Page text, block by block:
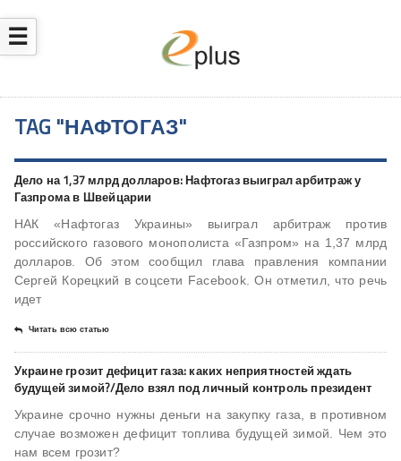
☰
TAG "НАФТОГАЗ"
Дело на 1,37 млрд долларов: Нафтогаз выиграл арбитраж у
Газпрома в Швейцарии
НАК «Нафтогаз Украины» выиграл арбитраж против
российского газового монополиста «Газпром» на 1,37 млрд
долларов. Об этом сообщил глава правления компании
Сергей Корецкий в соцсети Facebook. Он отметил, что речь
идет
Читать всю статью
Украине грозит дефицит газа: каких неприятностей ждать
будущей зимой?/Дело взял под личный контроль президент
Украине срочно нужны деньги на закупку газа, в противном
случае возможен дефицит топлива будущей зимой. Чем это
нам всем грозит?